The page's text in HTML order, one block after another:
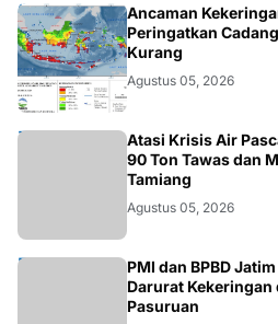
BMKG
Ancaman
Peringatkan
Kurang
Agustus 05, 2026
ACEH
Atasi Krisis Air
90 Ton Tawas dan
Tamiang
Agustus 05, 2026
PMI dan BPBD
Darurat
Pasuruan